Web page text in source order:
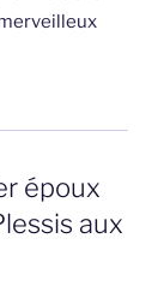
époux
aux